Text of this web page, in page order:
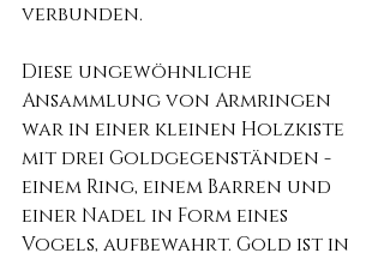
verbunden.
Diese ungewöhnliche
Ansammlung von Armringen
war in einer kleinen Holzkiste
mit drei Goldgegenständen -
einem Ring, einem Barren und
einer Nadel in Form eines
Vogels, aufbewahrt. Gold ist in